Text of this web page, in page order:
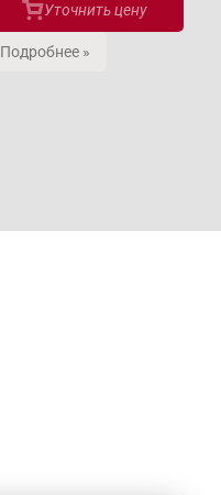
Уточнить цену
Подробнее »